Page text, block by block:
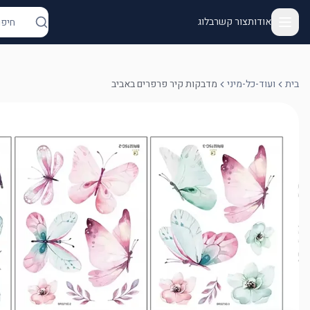
אודותצור קשרבלוג
בית ועוד-כל-מיני מדבקות קיר פרפרים באביב